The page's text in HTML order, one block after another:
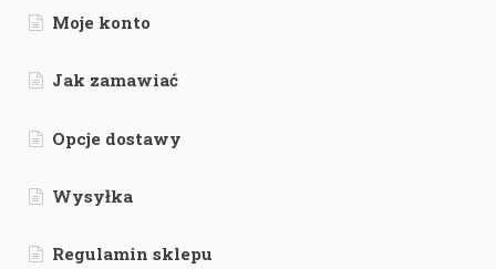
Moje konto
Jak zamawiać
Opcje dostawy
Wysyłka
Regulamin sklepu